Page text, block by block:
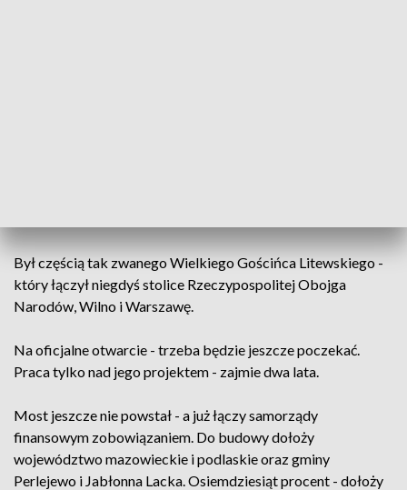
Był częścią tak zwanego Wielkiego Gościńca Litewskiego -
który łączył niegdyś stolice Rzeczypospolitej Obojga
Narodów, Wilno i Warszawę.
Na oficjalne otwarcie - trzeba będzie jeszcze poczekać.
Praca tylko nad jego projektem - zajmie dwa lata.
Most jeszcze nie powstał - a już łączy samorządy
finansowym zobowiązaniem. Do budowy dołoży
województwo mazowieckie i podlaskie oraz gminy
Perlejewo i Jabłonna Lacka. Osiemdziesiąt procent - dołoży